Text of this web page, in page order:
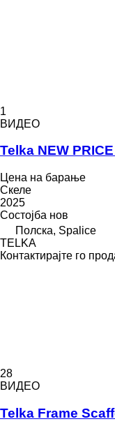
1
ВИДЕО
Telka NEW
Цена на барање
Скеле
2025
Состојба нов
Полска, Spalice
TELKA
Контактирајте го
28
ВИДЕО
Telka Frame